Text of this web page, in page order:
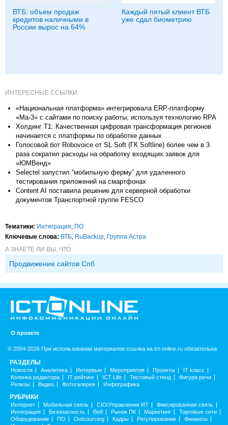
ВТБ: объем продаж
кредитов наличными в
России вырос на 64%
Каждый пятый клиент ВТБ
уже сдал биометрию
ИНТЕРЕСНЫЕ ССЫЛКИ
«Национальная платформа» интегрировала ERP-платформу
«Ма-3» с сайтами по поиску работы, используя технологию RPA
Холдинг Т1: Качественная цифровая трансформация регионов
начинается с платформы по обработке данных
Голосовой бот Robovoice от SL Soft (ГК Softline) более чем в 3
раза сократил расходы на обработку входящих заявок для
«ЮМВенд»
Selectel запустил “мобильную ферму” для удаленного
тестирования приложений на смартфонах
Content AI поставила решение для серверной обработки
документов Транспортной группе FESCO
Тематики: Интеграция, ПО
Ключевые слова: ВТБ, RuBackup, Группа Астра
А ЗНАЕТЕ ЛИ ВЫ, ЧТО:
Продвижение сайтов Спб
О проекте
© 2004-2026 При использовании материалов ссылка на ict-online.ru обязательна
РАЗДЕЛЫ
Новости Аналитика Интервью Мероприятия Проекты
IT класс
Колонка редактора
IT рейтинг ICT Life Тестовый стенд
Фигура речи
Релизы
Видео Фотогалерея Инфографика
РУБРИКИ
Интернет Мобильная связь CIO/Управление ИТ
Фиксированная связь
Интеграция
Безопасность Веб Рынок ПК Маркетинг
Торговые сети
Оборудование
ПО Outsourcing Кадры Регулирование
Финансы